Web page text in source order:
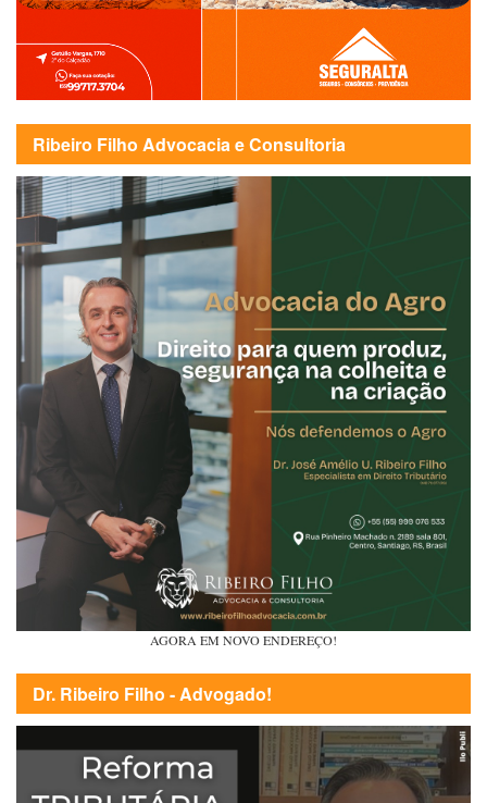
Ribeiro Filho Advocacia e Consultoria
AGORA EM NOVO ENDEREÇO!
Dr. Ribeiro Filho - Advogado!